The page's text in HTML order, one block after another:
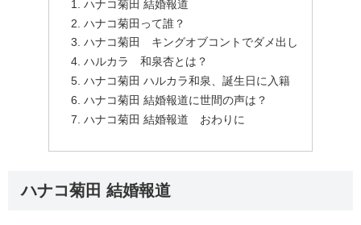
ハナコ菊田 結婚報道
ハナコ菊田って誰？
ハナコ菊田 キングオブコントでダメ出し
ハルカラ 和泉杏とは？
ハナコ菊田 ハルカラ和泉、誕生日に入籍
ハナコ菊田 結婚報道に世間の声は？
ハナコ菊田 結婚報道 おわりに
ハナコ菊田 結婚報道